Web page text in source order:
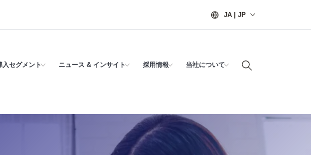
JA | JP
入セグメント ニュース & インサイト 採用情報 当社について